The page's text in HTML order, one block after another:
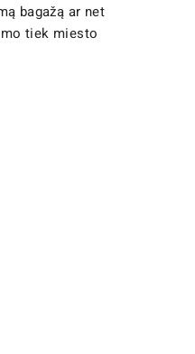
bagažą ar net
tiek miesto